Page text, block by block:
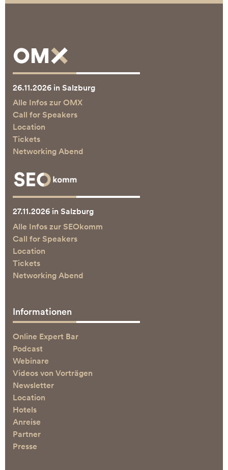
26.11.2026 in Salzburg
Alle Infos zur OMX
Call for Speakers
Location
Tickets
Networking Abend
27.11.2026 in Salzburg
Alle Infos zur SEOkomm
Call for Speakers
Location
Tickets
Networking Abend
Informationen
Online Expert Bar
Podcast
Webinare
Videos von Vorträgen
Newsletter
Location
Hotels
Anreise
Partner
Presse